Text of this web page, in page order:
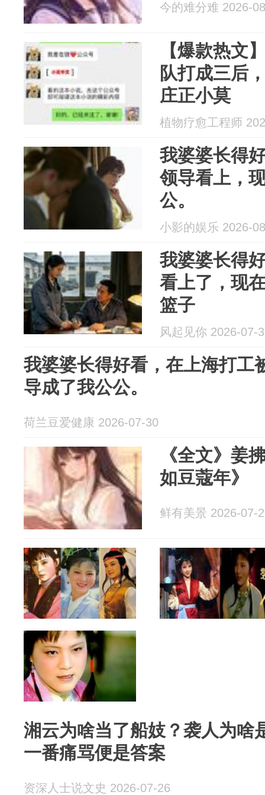
今的难分难 2026-
【爆款热文
队打成三后
庄正小莫
植物疗愈工程师
我婆婆长得
领导看上，
公。
小影的娱乐 2026-
我婆婆长得
看上了，现
篮子
风起见你 2026-07-
我婆婆长得好看，在上海打工
导成了我公公。
荷兰豆爱健康 2026-07-30
《全文》姜
如豆蔻年》
鲜有美景 2026-07-
湘云为啥当了船妓？袭人为啥
一番痛骂便是答案
资深人士说文史 2026-07-26